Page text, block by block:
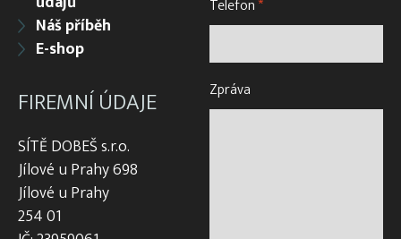
Náš příběh
E-shop
FIREMNÍ ÚDAJE
SÍTĚ DOBEŠ s.r.o.
Jílové u Prahy 698
Jílové u Prahy
254 01
Telefon*
Zpráva